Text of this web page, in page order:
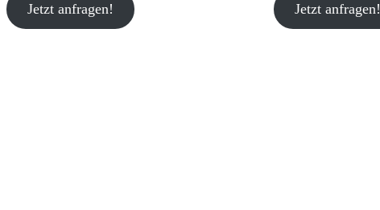
Jetzt anfragen! Jetzt anfragen!